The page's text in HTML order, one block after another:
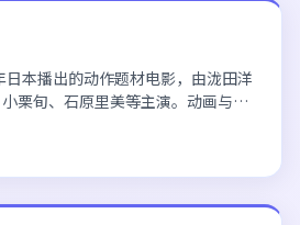
日本播出的动作题材电影，由泷田洋
栗旬、石原里美等主演。动画与实
台免费高...
63分钟/集